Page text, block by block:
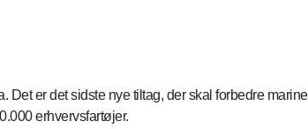
er det sidste nye tiltag, der skal forbedre
erhvervsfartøjer.